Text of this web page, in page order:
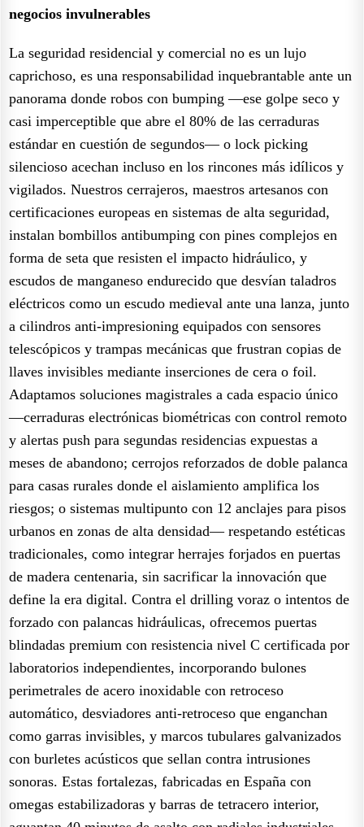
negocios invulnerables
La seguridad residencial y comercial no es un lujo
caprichoso, es una responsabilidad inquebrantable ante un
panorama donde robos con bumping —ese golpe seco y
casi imperceptible que abre el 80% de las cerraduras
estándar en cuestión de segundos— o lock picking
silencioso acechan incluso en los rincones más idílicos y
vigilados. Nuestros cerrajeros, maestros artesanos con
certificaciones europeas en sistemas de alta seguridad,
instalan bombillos antibumping con pines complejos en
forma de seta que resisten el impacto hidráulico, y
escudos de manganeso endurecido que desvían taladros
eléctricos como un escudo medieval ante una lanza, junto
a cilindros anti-impresioning equipados con sensores
telescópicos y trampas mecánicas que frustran copias de
llaves invisibles mediante inserciones de cera o foil.
Adaptamos soluciones magistrales a cada espacio único
—cerraduras electrónicas biométricas con control remoto
y alertas push para segundas residencias expuestas a
meses de abandono; cerrojos reforzados de doble palanca
para casas rurales donde el aislamiento amplifica los
riesgos; o sistemas multipunto con 12 anclajes para pisos
urbanos en zonas de alta densidad— respetando estéticas
tradicionales, como integrar herrajes forjados en puertas
de madera centenaria, sin sacrificar la innovación que
define la era digital. Contra el drilling voraz o intentos de
forzado con palancas hidráulicas, ofrecemos puertas
blindadas premium con resistencia nivel C certificada por
laboratorios independientes, incorporando bulones
perimetrales de acero inoxidable con retroceso
automático, desviadores anti-retroceso que enganchan
como garras invisibles, y marcos tubulares galvanizados
con burletes acústicos que sellan contra intrusiones
sonoras. Estas fortalezas, fabricadas en España con
omegas estabilizadoras y barras de tetracero interior,